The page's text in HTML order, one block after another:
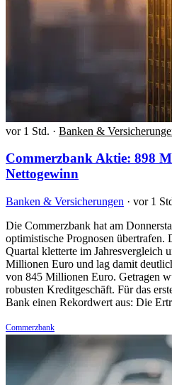
vor 1 Std. · Banken &
Commerzbank Aktie: 898
Nettogewinn
Banken & Versicherungen · vor 1
Die Commerzbank hat am
optimistische Prognosen
Quartal kletterte im Jahresvergleich
Millionen Euro und lag damit
von 845 Millionen Euro. Getragen
robusten Kreditgeschäft. Für das
Bank einen Rekordwert aus: Die
Commerzbank